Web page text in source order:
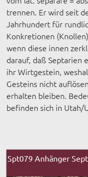
trennen. Er wird seit
Jahrhundert für
Konkretionen
wenn diese innen
darauf, daß Septarien
ihr Wirtgestein,
Gesteins nicht
erhalten bleiben.
befinden sich in Utah/
Spt079 Anhänger